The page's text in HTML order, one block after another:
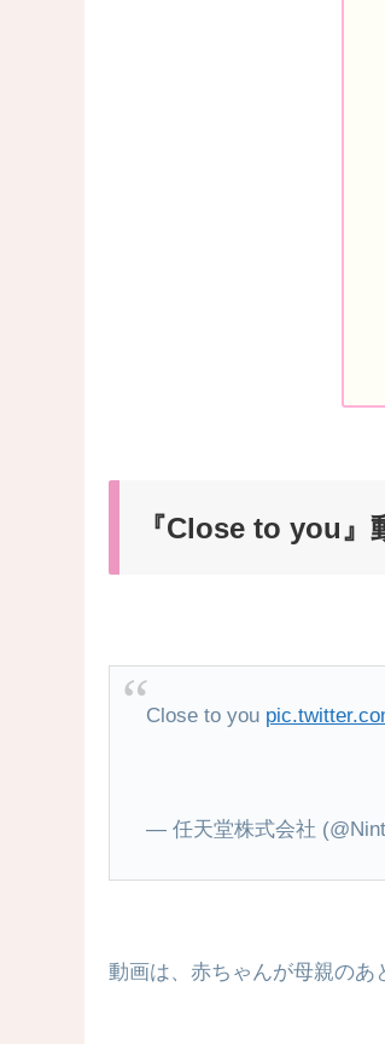
『Close to you』
Close to you
— 任天堂株式会社
動画は、赤ちゃんが母親のあ